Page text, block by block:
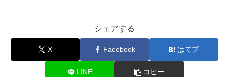
シェアする
X Facebook はてブ
LINE コピー